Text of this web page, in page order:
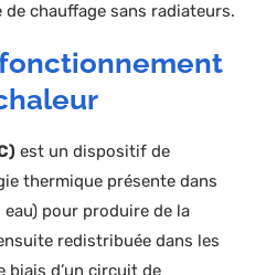
chauffage sans radiateurs.
est un dispositif de
thermique présente dans
eau) pour produire de la
redistribuée dans les
biais d’un circuit de